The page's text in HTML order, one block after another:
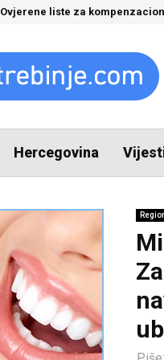
Ovjerene liste za
Hercegovina